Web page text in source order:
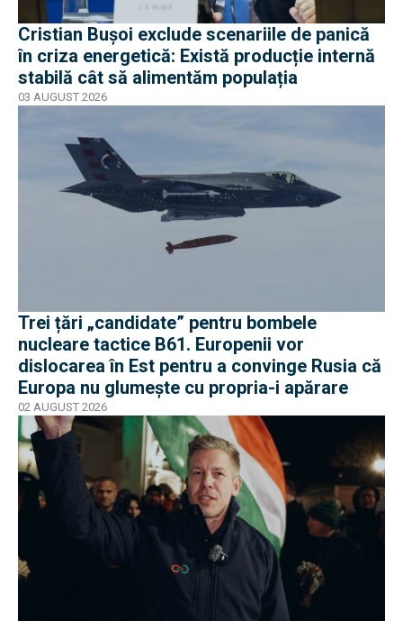
Cristian Bușoi exclude scenariile de panică
în criza energetică: Există producție internă
stabilă cât să alimentăm populația
03 AUGUST 2026
Trei țări „candidate” pentru bombele
nucleare tactice B61. Europenii vor
dislocarea în Est pentru a convinge Rusia că
Europa nu glumește cu propria-i apărare
02 AUGUST 2026